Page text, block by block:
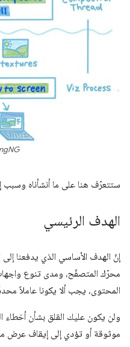
ستتعرّف هنا على ما أنشأناه وسبب
الهدف الرئيسي
محرّك المتصفّح، ومدى تنوع
المحتوى، يجب ألا يكونا عاملاً
ولن يكون عليك القلق بشأن أخطاء
موثوقة أو تؤدي إلى إيقاف عرض